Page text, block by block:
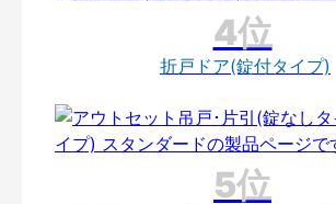
折戸ドア(錠付タイプ)